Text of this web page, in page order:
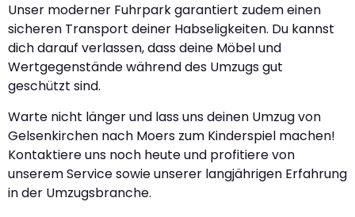
Unser moderner Fuhrpark garantiert zudem einen
sicheren Transport deiner Habseligkeiten. Du kannst
dich darauf verlassen, dass deine Möbel und
Wertgegenstände während des Umzugs gut
geschützt sind.
Warte nicht länger und lass uns deinen Umzug von
Gelsenkirchen nach Moers zum Kinderspiel machen!
Kontaktiere uns noch heute und profitiere von
unserem Service sowie unserer langjährigen Erfahrung
in der Umzugsbranche.